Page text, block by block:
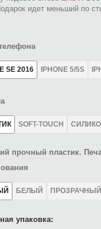
идет меньший по
SE 2016 IPHONE 5/5S
SOFT-TOUCH
прочный пластик.
БЕЛЫЙ ПРОЗРАЧНЫЙ
упаковка: